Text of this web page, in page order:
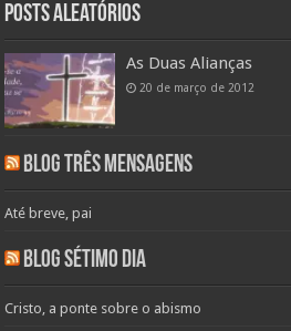
Posts aleatórios
As Duas Alianças
20 de março de 2012
Blog Três Mensagens
Até breve, pai
Blog Sétimo Dia
Cristo, a ponte sobre o abismo